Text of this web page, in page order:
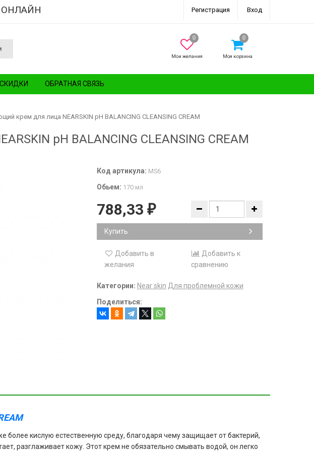
ОНЛАЙН Регистрация Вход
Мои желания Моя корзина
СКИДКИ ОБРАТНАЯ СВЯЗЬ
крем для лица ​NEARSKIN pH BALANCING CLEANSING CREAM
pH BALANCING CLEANSING CREAM
Код артикула: MS6
Обьем: 170 мл
788,33 ₽
Купить
Добавить в
желания
Добавить к
сравнению
Категории: Near skin Для проблемной кожи
Поделиться:
более кислую естественную среду, благодаря чему защищает от бактерий,
разглаживает кожу. Этот крем не обязательно смывать водой, он легко